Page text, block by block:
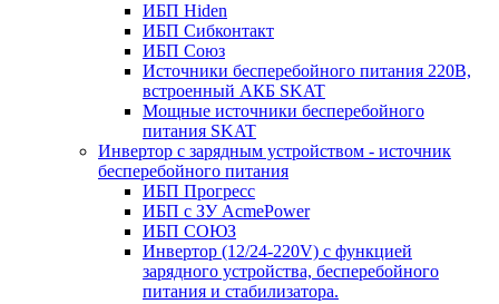
ИБП Hiden
ИБП Сибконтакт
ИБП Союз
Источники бесперебойного питания 220В,
встроенный АКБ SKAT
Мощные источники бесперебойного
питания SKAT
Инвертор с зарядным устройством - источник
бесперебойного питания
ИБП Прогресс
ИБП с ЗУ AcmePower
ИБП СОЮЗ
Инвертор (12/24-220V) с функцией
зарядного устройства, бесперебойного
питания и стабилизатора.